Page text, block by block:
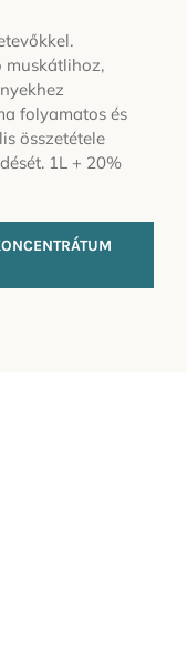
muskátlihoz,
folyamatos és
összetétele
1L + 20%